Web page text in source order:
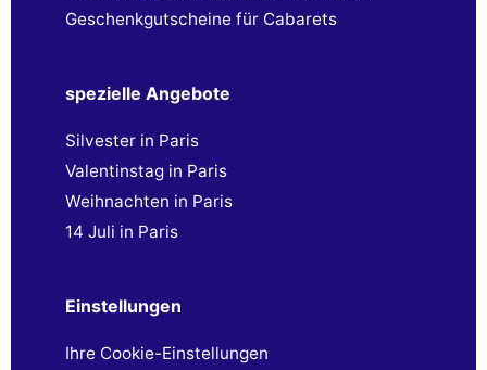
Geschenkgutscheine für Cabarets
spezielle Angebote
Silvester in Paris
Valentinstag in Paris
Weihnachten in Paris
14 Juli in Paris
Einstellungen
Ihre Cookie-Einstellungen